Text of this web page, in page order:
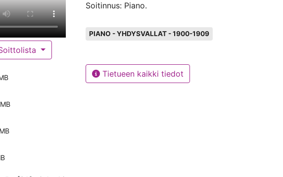
Soitinnus: Piano.
PIANO - YHDYSVALLAT - 1900-1909
Tietueen kaikki tiedot